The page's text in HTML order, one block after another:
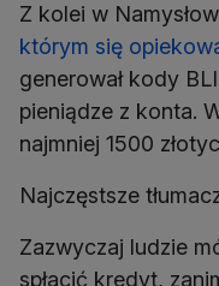
Z kolei w
którym się
generował kody
pieniądze z konta.
najmniej 1500
Najczęstsze
Zazwyczaj ludzie
spłacić kredyt,